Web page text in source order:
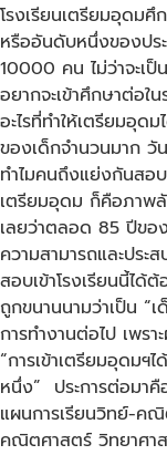
โรงเรียนเตรียมอุดม
หรืออันดับหนึ่งของปร
10000 คน ไม่ว่าจะเ
อยากจะเข้าศึกษาต่อใ
อะไรที่ทำให้เตรียมอุด
ของเด็กจำนวนมาก วั
ทำไมคนถึงแย่งกันสอ
เตรียมอุดม ก็คือภาพ
เลยว่าตลอด 85 ปีขอ
ความสามารถและประ
สอบเข้าโรงเรียนนี้ได้
ถูกขนานนามว่าเป็น “
การทำงานต่อไป เพร
“การเข้าเตรียมอุดมฯ
หนึ่ง” ประการต่อมาคื
แผนการเรียนวิทย์-คณิ
คณิตศาสตร์ วิทยาศา